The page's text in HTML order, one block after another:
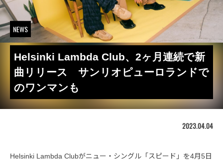
NEWS
Helsinki Lambda Club、2ヶ月連続で新
曲リリース サンリオピューロランドで
のワンマンも
2023.04.04
Helsinki Lambda Clubがニュー・シングル「スピード」を4月5日